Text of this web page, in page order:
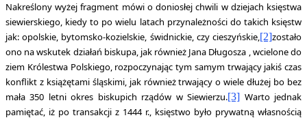
Nakreślony wyżej fragment mówi o doniosłej chwili w dziejach księstwa
siewierskiego, kiedy to po wielu latach przynależności do takich księstw
jak: opolskie, bytomsko-kozielskie, świdnickie, czy cieszyńskie,[2]zostało
ono na wskutek działań biskupa, jak również Jana Długosza , wcielone do
ziem Królestwa Polskiego, rozpoczynając tym samym trwający jakiś czas
konflikt z książętami śląskimi, jak również trwający o wiele dłużej bo bez
mała 350 letni okres biskupich rządów w Siewierzu.[3] Warto jednak
pamiętać, iż po transakcji z 1444 r., księstwo było prywatną własnością